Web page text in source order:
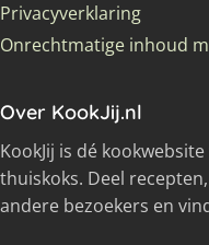
Privacyverklaring
Onrechtmatige inhoud
Over KookJij.nl
KookJij is dé
thuiskoks. Deel
andere bezoekers en